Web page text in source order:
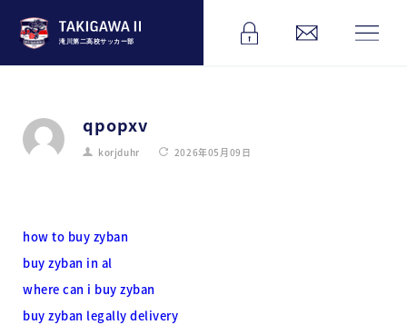
滝川第二高校サッカー部
qpopxv
korjduhr 2026年05月09日
how to buy zyban
buy zyban in al
where can i buy zyban
buy zyban legally delivery